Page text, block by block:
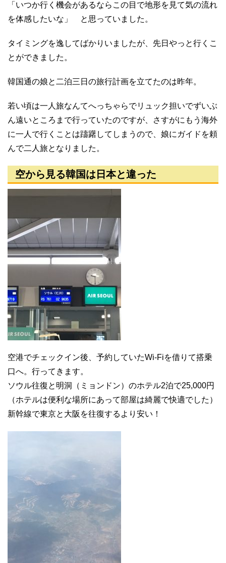
「いつか行く機会があるならこの目で地形を見て気の流れ
を体感したいな」 と思っていました。
タイミングを逸してばかりいましたが、先日やっと行くこ
とができました。
韓国通の娘と二泊三日の旅行計画を立てたのは昨年。
若い頃は一人旅なんてへっちゃらでリュック担いでずいぶ
ん遠いところまで行っていたのですが、さすがにもう海外
に一人で行くことは躊躇してしまうので、娘にガイドを頼
んで二人旅となりました。
空から見る韓国は日本と違った
空港でチェックイン後、予約していたWi‐Fiを借りて搭乗
口へ。行ってきます。
ソウル往復と明洞（ミョンドン）のホテル2泊で25,000円
（ホテルは便利な場所にあって部屋は綺麗で快適でした）
新幹線で東京と大阪を往復するより安い！